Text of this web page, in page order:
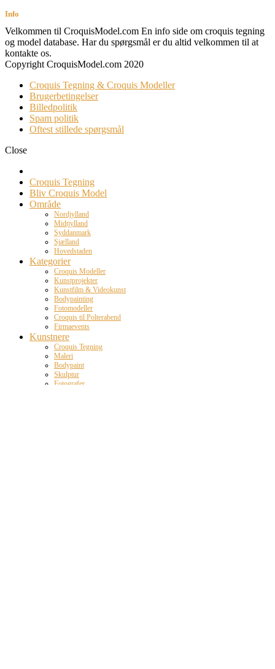
Info
Velkommen til CroquisModel.com En info side om croquis tegning
og model database. Har du spørgsmål er du altid velkommen til at
kontakte os.
Copyright CroquisModel.com 2020
Croquis Tegning & Croquis Modeller
Brugerbetingelser
Billedpolitik
Spam politik
Oftest stillede spørgsmål
Close
Croquis Tegning
Bliv Croquis Model
Område
Nordjylland
Midtjylland
Syddanmark
Sjælland
Hovedstaden
Kategorier
Croquis Modeller
Kunstprojekter
Kunstfilm & Videokunst
Bodypainting
Fotomodeller
Croquis til Polterabend
Firmaevents
Kunstnere
Croquis Tegning
Maleri
Bodypaint
Skulptur
Fotografer